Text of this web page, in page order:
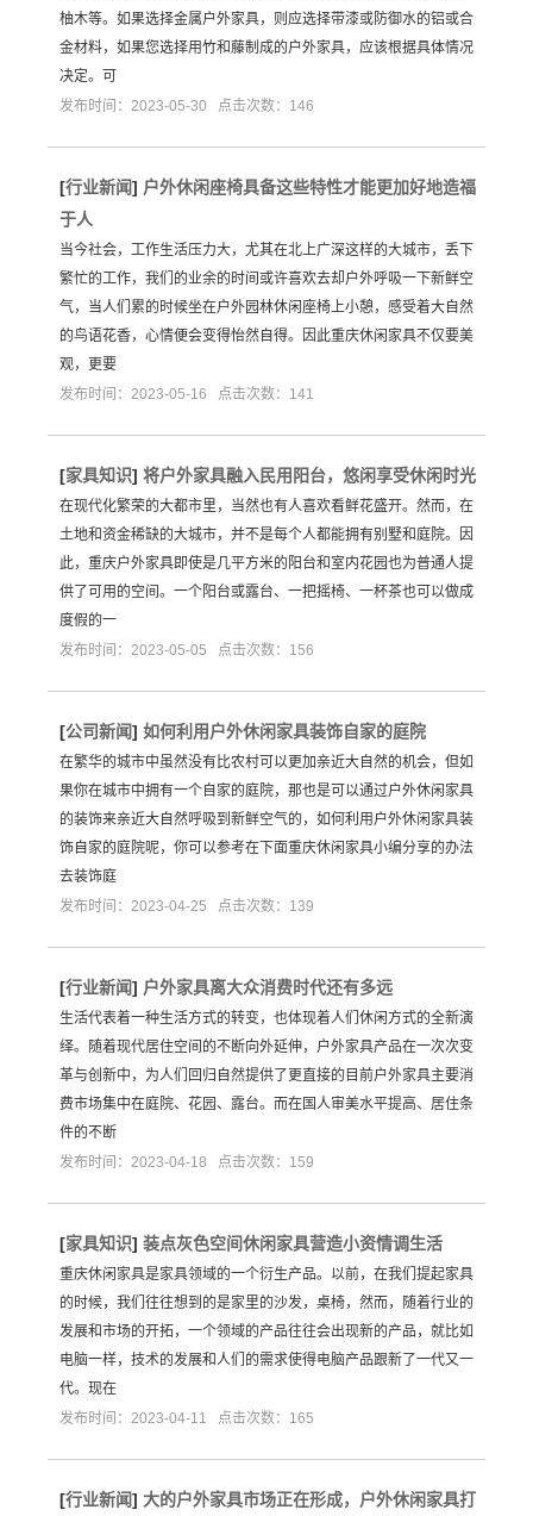
柚木等。如果选择金属户外家具，则应选择带漆或防御水的铝或合
金材料，如果您选择用竹和藤制成的户外家具，应该根据具体情况
决定。可
发布时间：2023-05-30 点击次数：146
[行业新闻] 户外休闲座椅具备这些特性才能更加好地造福
于人
当今社会，工作生活压力大，尤其在北上广深这样的大城市，丢下
繁忙的工作，我们的业余的时间或许喜欢去却户外呼吸一下新鲜空
气，当人们累的时候坐在户外园林休闲座椅上小憩，感受着大自然
的鸟语花香，心情便会变得怡然自得。因此重庆休闲家具不仅要美
观，更要
发布时间：2023-05-16 点击次数：141
[家具知识] 将户外家具融入民用阳台，悠闲享受休闲时光
在现代化繁荣的大都市里，当然也有人喜欢看鲜花盛开。然而，在
土地和资金稀缺的大城市，并不是每个人都能拥有别墅和庭院。因
此，重庆户外家具即使是几平方米的阳台和室内花园也为普通人提
供了可用的空间。一个阳台或露台、一把摇椅、一杯茶也可以做成
度假的一
发布时间：2023-05-05 点击次数：156
[公司新闻] 如何利用户外休闲家具装饰自家的庭院
在繁华的城市中虽然没有比农村可以更加亲近大自然的机会，但如
果你在城市中拥有一个自家的庭院，那也是可以通过户外休闲家具
的装饰来亲近大自然呼吸到新鲜空气的，如何利用户外休闲家具装
饰自家的庭院呢，你可以参考在下面重庆休闲家具小编分享的办法
去装饰庭
发布时间：2023-04-25 点击次数：139
[行业新闻] 户外家具离大众消费时代还有多远
生活代表着一种生活方式的转变，也体现着人们休闲方式的全新演
绎。随着现代居住空间的不断向外延伸，户外家具产品在一次次变
革与创新中，为人们回归自然提供了更直接的目前户外家具主要消
费市场集中在庭院、花园、露台。而在国人审美水平提高、居住条
件的不断
发布时间：2023-04-18 点击次数：159
[家具知识] 装点灰色空间休闲家具营造小资情调生活
重庆休闲家具是家具领域的一个衍生产品。以前，在我们提起家具
的时候，我们往往想到的是家里的沙发，桌椅，然而，随着行业的
发展和市场的开拓，一个领域的产品往往会出现新的产品，就比如
电脑一样，技术的发展和人们的需求使得电脑产品跟新了一代又一
代。现在
发布时间：2023-04-11 点击次数：165
[行业新闻] 大的户外家具市场正在形成，户外休闲家具打